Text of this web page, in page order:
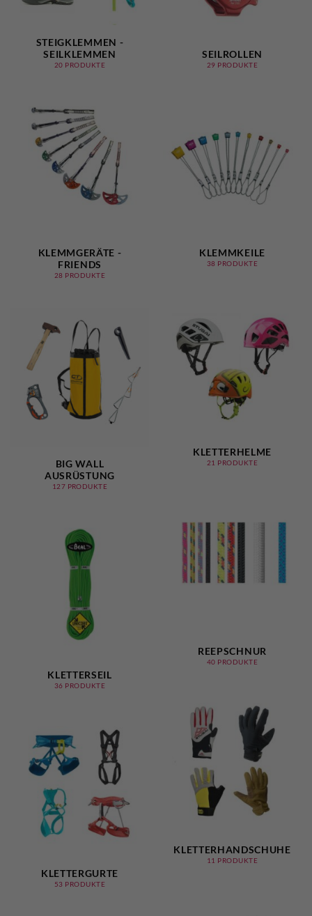
STEIGKLEMMEN -
SEILKLEMMEN
20 PRODUKTE
SEILROLLEN
29 PRODUKTE
KLEMMGERÄTE -
FRIENDS
28 PRODUKTE
KLEMMKEILE
38 PRODUKTE
KLETTERHELME
21 PRODUKTE
BIG WALL
AUSRÜSTUNG
127 PRODUKTE
REEPSCHNUR
40 PRODUKTE
KLETTERSEIL
36 PRODUKTE
KLETTERHANDSCHUHE
11 PRODUKTE
KLETTERGURTE
53 PRODUKTE